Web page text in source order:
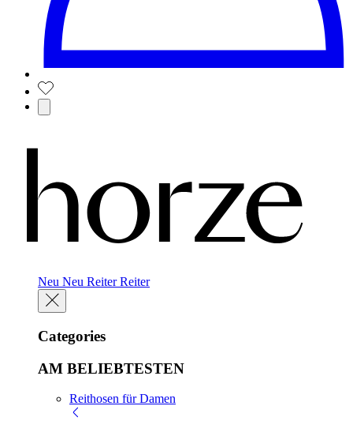
Neu Neu Reiter Reiter
Categories
AM BELIEBTESTEN
Reithosen für Damen